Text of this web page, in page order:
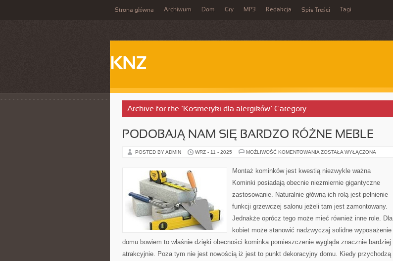
Strona główna Archiwum Dom Gry MP3 Redakcja Spis Treści Tagi
KNZ
Archive for the ‘Kosmetyki dla alergików’ Category
PODOBAJĄ NAM SIĘ BARDZO RÓŻNE MEBLE
POSTED BY ADMIN WRZ - 11 - 2025 MOŻLIWOŚĆ KOMENTOWANIA PODOBAJĄ
BARDZO
RÓŻNE
ZOSTAŁA WYŁĄCZONA
Montaż kominków jest kwestią niezwykle ważna
Kominki posiadają obecnie niezmiernie gigantyczne
zastosowanie. Naturalnie główną ich rolą jest pełnienie
funkcji grzewczej salonu jeżeli tam jest zamontowany.
Jednakże oprócz tego może mieć również inne role. Dla
kobiet może stanowić nadzwyczaj solidne wyposażenie
domu bowiem to właśnie dzięki obecności kominka pomieszczenie wygląda znacznie bardziej
atrakcyjnie. Poza tym nie jest nowością iż jest to punkt dekoracyjny domu. Kiedy przychodzą